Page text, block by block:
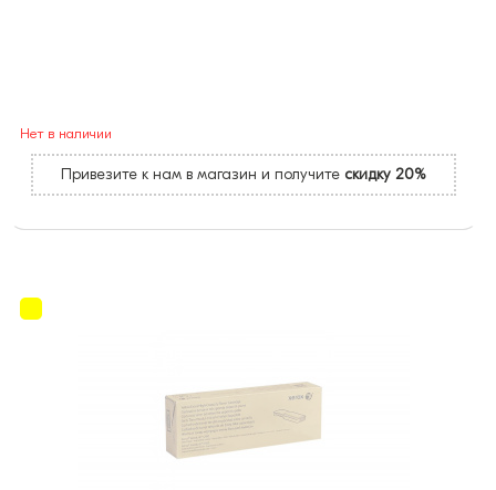
Нет в наличии
Привезите к нам в магазин и получите скидку 20%